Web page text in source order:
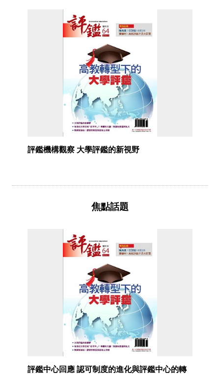
評鑑機構觀察 大學評鑑的新視野
焦點話題
評鑑中心回應 認可制度的進化與評鑑中心的轉